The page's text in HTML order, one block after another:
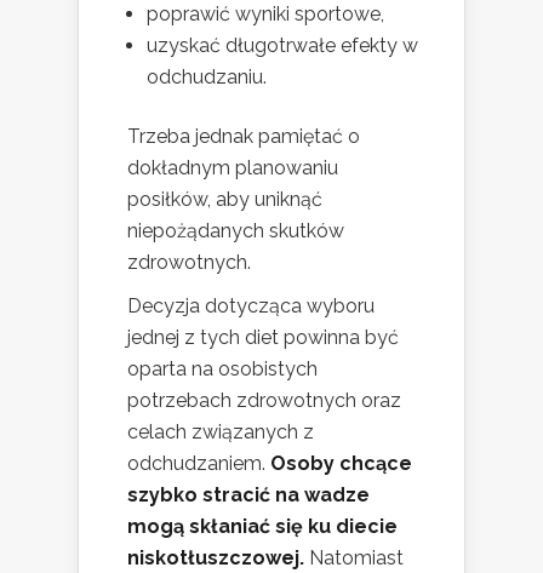
poprawić wyniki sportowe,
uzyskać długotrwałe efekty w
odchudzaniu.
Trzeba jednak pamiętać o
dokładnym planowaniu
posiłków, aby uniknąć
niepożądanych skutków
zdrowotnych.
Decyzja dotycząca wyboru
jednej z tych diet powinna być
oparta na osobistych
potrzebach zdrowotnych oraz
celach związanych z
odchudzaniem. Osoby chcące
szybko stracić na wadze
mogą skłaniać się ku diecie
niskotłuszczowej. Natomiast